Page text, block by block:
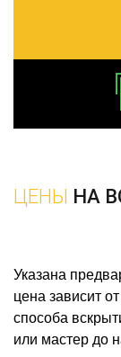
ЦЕНЫ НА
Указана
цена зависит
способа
или мастер до